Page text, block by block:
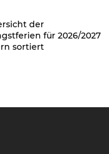
der
für 2026/2027
sortiert